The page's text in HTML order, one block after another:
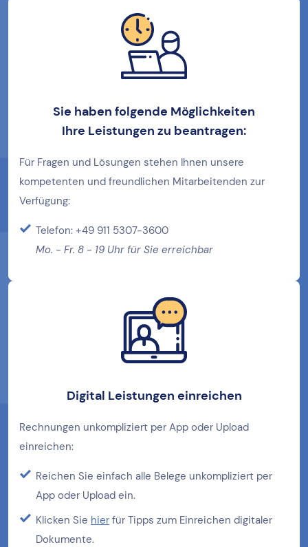
Sie haben folgende Möglichkeiten
Ihre Leistungen zu beantragen:
Für Fragen und Lösungen stehen Ihnen unsere
kompetenten und freundlichen Mitarbeitenden zur
Verfügung:
Telefon: +49 911 5307-3600
Mo. - Fr. 8 - 19 Uhr für Sie erreichbar
Digital Leistungen einreichen
Rechnungen unkompliziert per App oder Upload
einreichen:
Reichen Sie einfach alle Belege unkompliziert per
App oder Upload ein.
Klicken Sie hier für Tipps zum Einreichen digitaler
Dokumente.